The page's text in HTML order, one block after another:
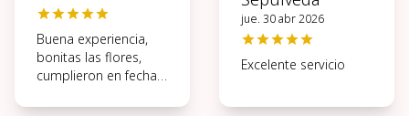
Buena experiencia,
bonitas las flores,
cumplieron en fecha y
jue. 30 abr 2026
Excelente servicio